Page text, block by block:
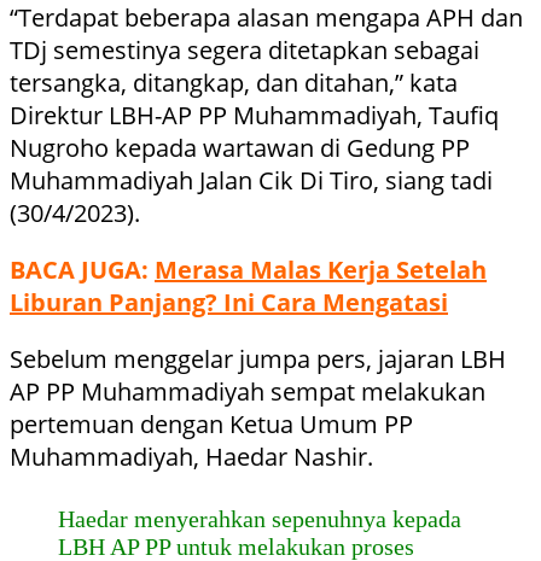
“Terdapat beberapa alasan mengapa APH dan
TDj semestinya segera ditetapkan sebagai
tersangka, ditangkap, dan ditahan,” kata
Direktur LBH-AP PP Muhammadiyah, Taufiq
Nugroho kepada wartawan di Gedung PP
Muhammadiyah Jalan Cik Di Tiro, siang tadi
(30/4/2023).
BACA JUGA: Merasa Malas Kerja Setelah
Liburan Panjang? Ini Cara Mengatasi
Sebelum menggelar jumpa pers, jajaran LBH
AP PP Muhammadiyah sempat melakukan
pertemuan dengan Ketua Umum PP
Muhammadiyah, Haedar Nashir.
Haedar menyerahkan sepenuhnya kepada
LBH AP PP untuk melakukan proses